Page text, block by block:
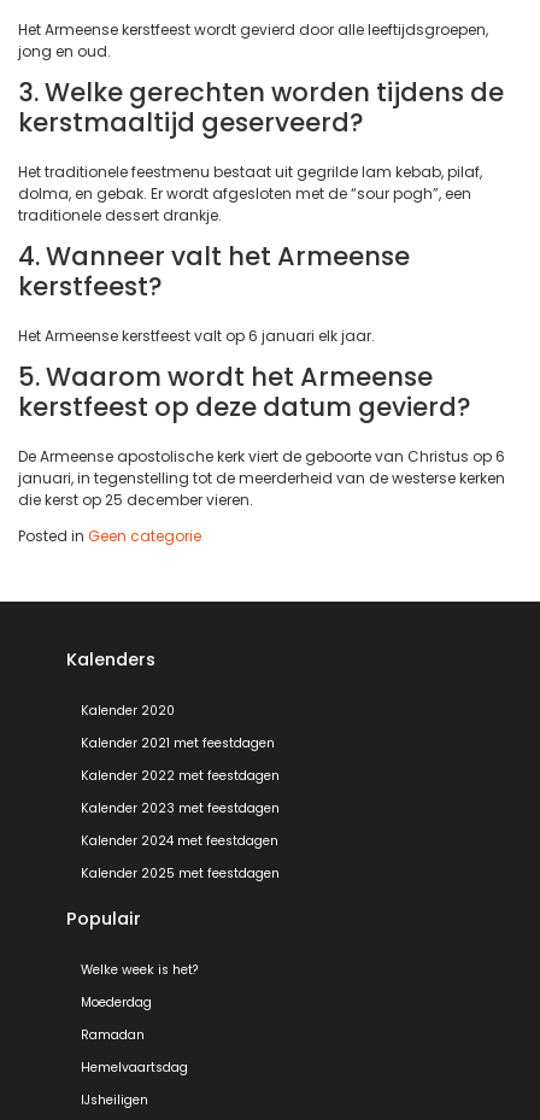
Het Armeense kerstfeest wordt gevierd door alle leeftijdsgroepen,
jong en oud.
3. Welke gerechten worden tijdens de
kerstmaaltijd geserveerd?
Het traditionele feestmenu bestaat uit gegrilde lam kebab, pilaf,
dolma, en gebak. Er wordt afgesloten met de “sour pogh”, een
traditionele dessert drankje.
4. Wanneer valt het Armeense
kerstfeest?
Het Armeense kerstfeest valt op 6 januari elk jaar.
5. Waarom wordt het Armeense
kerstfeest op deze datum gevierd?
De Armeense apostolische kerk viert de geboorte van Christus op 6
januari, in tegenstelling tot de meerderheid van de westerse kerken
die kerst op 25 december vieren.
Posted in Geen categorie
Kalenders
Kalender 2020
Kalender 2021 met feestdagen
Kalender 2022 met feestdagen
Kalender 2023 met feestdagen
Kalender 2024 met feestdagen
Kalender 2025 met feestdagen
Populair
Welke week is het?
Moederdag
Ramadan
Hemelvaartsdag
IJsheiligen